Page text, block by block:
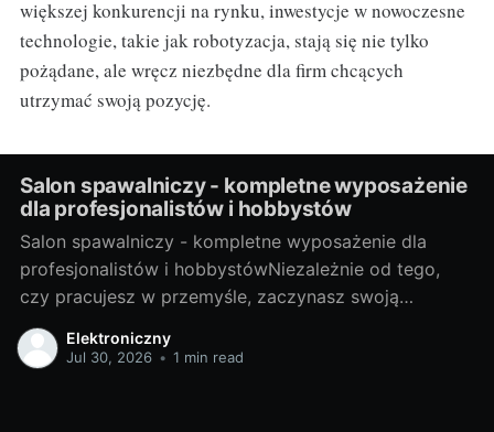
większej konkurencji na rynku, inwestycje w nowoczesne
technologie, takie jak robotyzacja, stają się nie tylko
pożądane, ale wręcz niezbędne dla firm chcących
utrzymać swoją pozycję.
Salon spawalniczy - kompletne wyposażenie
dla profesjonalistów i hobbystów
Salon spawalniczy - kompletne wyposażenie dla
profesjonalistów i hobbystówNiezależnie od tego,
czy pracujesz w przemyśle, zaczynasz swoją
przygodę z hobbystycznym spawaniem, czy jesteś
gdzieś pomiędzy, salon spawalniczy to miejsce, które
Elektroniczny
Jul 30, 2026 • 1 min read